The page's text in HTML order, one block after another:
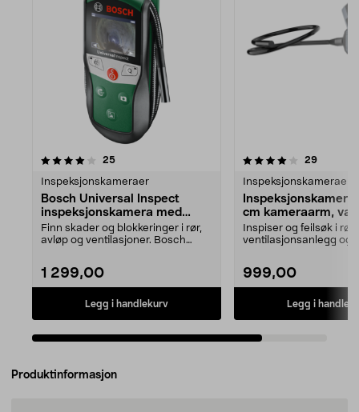
25anmeldelser
Inspeksjonskameraer
Bosch Universal Inspect
inspeksjonskamera med
tilbehør
Finn skader og blokkeringer i rør,
avløp og ventilasjoner. Bosch
1 299,00
Legg i handlekurv
4.0av 5 stjerner 29
Inspeksjonskameraer
Inspeksjonskamera
cm kameraarm,
Inspiser og feilsøk i rør,
ventilasjonsanlegg og
999,00
Legg i
Produktinformasjon